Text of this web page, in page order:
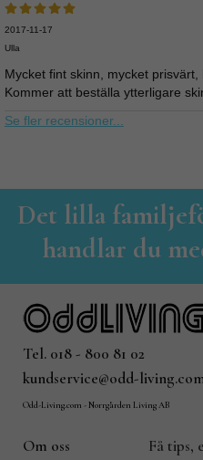
2017-11-17
Ulla
Mycket fint skinn, mycket prisvärt,
Kommer att beställa ytterligare
Se fler recensioner...
Det lilla
handlar du
Tel. 018 - 800 81 02
kundservice@odd-
Odd-Living.com - Norrgården Living AB
Om oss
Få tips,